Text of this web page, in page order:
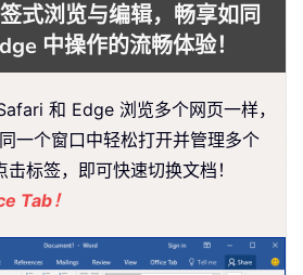
式浏览与编辑，畅享如同
中操作的流畅体验！
和 Edge 浏览多个网页一样，
一个窗口中轻松打开并管理多个
标签，即可快速切换文档！
Tab！